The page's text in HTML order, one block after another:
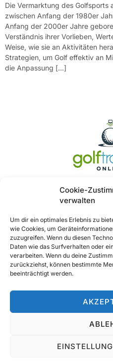
Cookie-
verwalten
Um dir ein optimales Erlebnis zu
wie Cookies, um
zuzugreifen. Wenn du diesen
Daten wie das Surfverhalten oder
verarbeiten. Wenn du deine
zurückziehst, können bestimmte
beeinträchtigt werden.
Die Vermarktung des Golfsports
zwischen Anfang der 1980er
Anfang der 2000er Jahre
Verständnis ihrer Vorlieben,
Weise, wie sie an Aktivitäten
Strategien, um Golf effektiv an
die Anpassung […]
Ja,
© 2025 All